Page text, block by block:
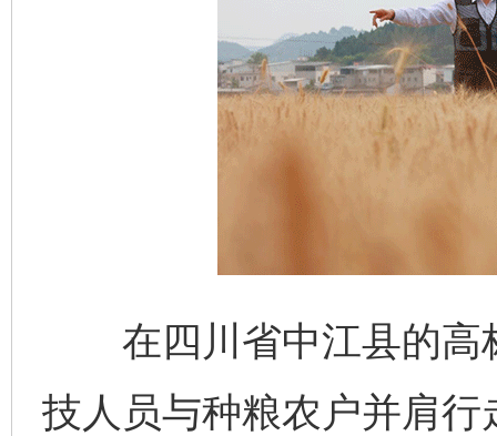
在四川省中江县的高
技人员与种粮农户并肩